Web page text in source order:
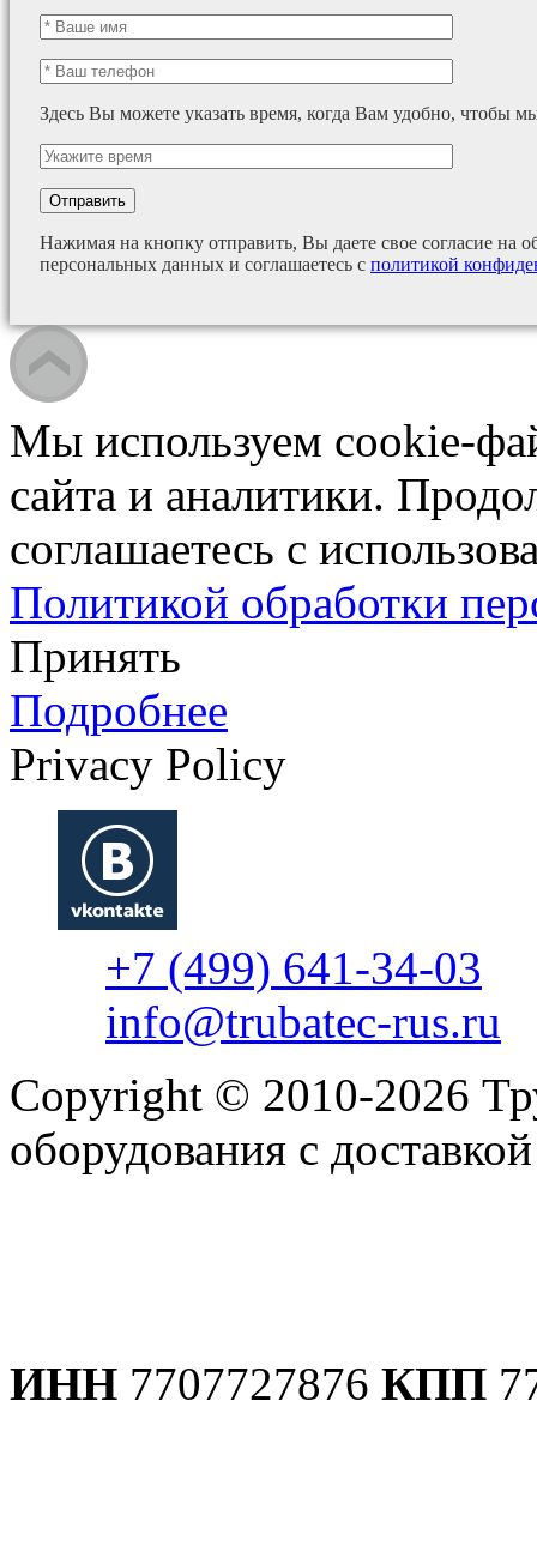
Здесь Вы можете указать время, когда Вам удобно, чтобы
Нажимая на кнопку отправить, Вы даете свое согласие на
персональных данных и соглашаетесь с политикой
Мы используем cookie-
сайта и аналитики.
соглашаетесь с
Политикой обработки
Принять
Подробнее
Privacy Policy
+7 (499) 641-34-03
info@trubatec-rus.ru
Copyright © 2010-2026
оборудования с
ИНН 7707727876 КПП